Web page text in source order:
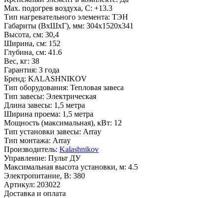
Max. подогрев воздуха, C: +13.3
Тип нагревательного элемента: ТЭН
Габариты (ВхШхГ), мм: 304х1520х341
Высота, см: 30,4
Ширина, см: 152
Глубина, см: 41.6
Вес, кг: 38
Гарантия: 3 года
Бренд: KALASHNIKOV
Тип оборудования: Тепловая завеса
Тип завесы: Электрическая
Длина завесы: 1,5 метра
Ширина проема: 1,5 метра
Мощность (максимальная), кВт: 12
Тип установки завесы: Array
Тип монтажа: Array
Производитель: Kalashnikov
Управление: Пульт ДУ
Максимальная высота установки, м: 4.5
Электропитание, В: 380
Артикул: 203022
Доставка и оплата